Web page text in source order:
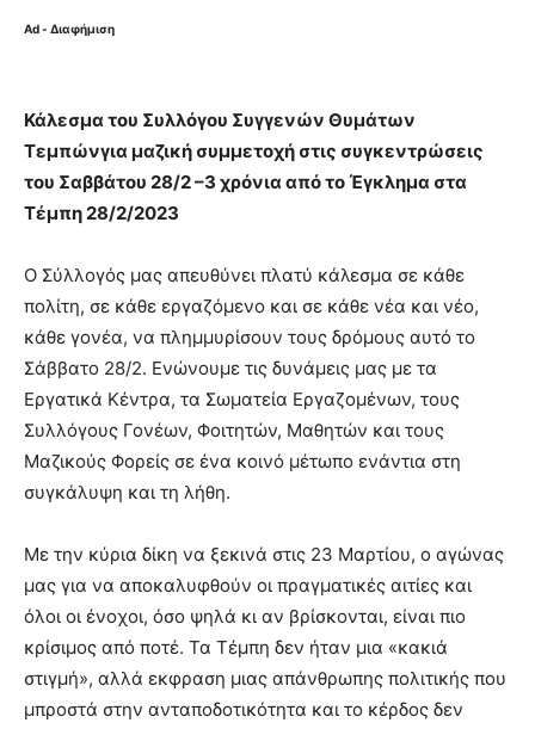
Ad - Διαφήμιση
Κάλεσμα του Συλλόγου Συγγενών Θυμάτων
Τεμπώνγια μαζική συμμετοχή στις συγκεντρώσεις
του Σαββάτου 28/2 –3 χρόνια από το Έγκλημα στα
Τέμπη 28/2/2023
Ο Σύλλογός μας απευθύνει πλατύ κάλεσμα σε κάθε
πολίτη, σε κάθε εργαζόμενο και σε κάθε νέα και νέο,
κάθε γονέα, να πλημμυρίσουν τους δρόμους αυτό το
Σάββατο 28/2. Ενώνουμε τις δυνάμεις μας με τα
Εργατικά Κέντρα, τα Σωματεία Εργαζομένων, τους
Συλλόγους Γονέων, Φοιτητών, Μαθητών και τους
Μαζικούς Φορείς σε ένα κοινό μέτωπο ενάντια στη
συγκάλυψη και τη λήθη.
Με την κύρια δίκη να ξεκινά στις 23 Μαρτίου, ο αγώνας
μας για να αποκαλυφθούν οι πραγματικές αιτίες και
όλοι οι ένοχοι, όσο ψηλά κι αν βρίσκονται, είναι πιο
κρίσιμος από ποτέ. Τα Τέμπη δεν ήταν μια «κακιά
στιγμή», αλλά εκφραση μιας απάνθρωπης πολιτικής που
μπροστά στην ανταποδοτικότητα και το κέρδος δεν